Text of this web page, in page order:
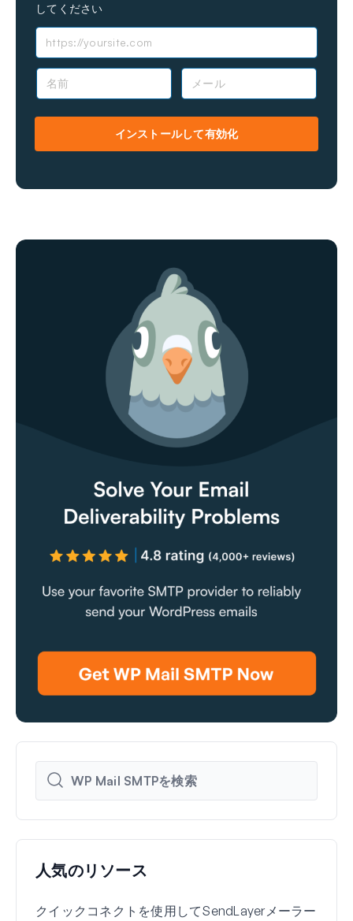
してください
名
メ
*
インストールして有効化
人気のリソース
クイックコネクトを使用してSendLayerメーラー